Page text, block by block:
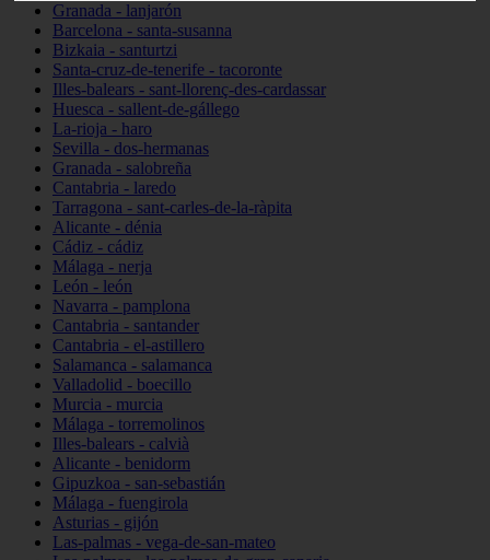
Granada - lanjarón
Barcelona - santa-susanna
Bizkaia - santurtzi
Santa-cruz-de-tenerife - tacoronte
Illes-balears - sant-llorenç-des-cardassar
Huesca - sallent-de-gállego
La-rioja - haro
Sevilla - dos-hermanas
Granada - salobreña
Cantabria - laredo
Tarragona - sant-carles-de-la-ràpita
Alicante - dénia
Cádiz - cádiz
Málaga - nerja
León - león
Navarra - pamplona
Cantabria - santander
Cantabria - el-astillero
Salamanca - salamanca
Valladolid - boecillo
Murcia - murcia
Málaga - torremolinos
Illes-balears - calvià
Alicante - benidorm
Gipuzkoa - san-sebastián
Málaga - fuengirola
Asturias - gijón
Las-palmas - vega-de-san-mateo